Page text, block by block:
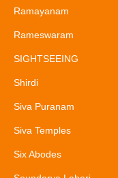
Ramayanam
Rameswaram
SIGHTSEEING
Shirdi
Siva Puranam
Siva Temples
Six Abodes